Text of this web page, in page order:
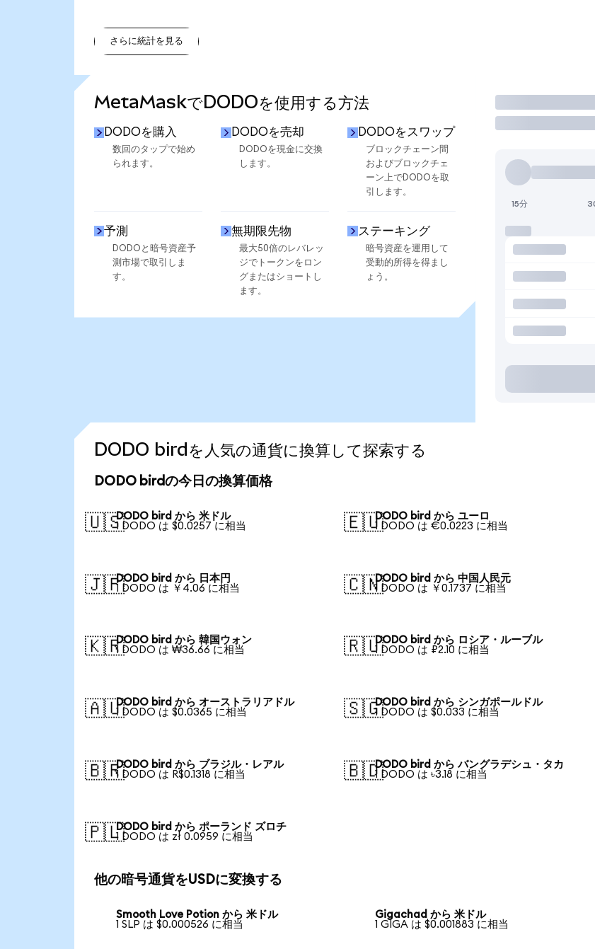
さらに統計を見る
MetaMaskでDODOを使用する方法
DODOを購入
数回のタップで始め
られます。
DODOを売却
DODOを現金に交換
します。
DODOをスワップ
ブロックチェーン間
およびブロックチェ
ーン上でDODOを取
引します。
予測
DODOと暗号資産予
測市場で取引しま
す。
無期限先物
最大50倍のレバレッ
ジでトークンをロン
グまたはショートし
ます。
ステーキング
暗号資産を運用して
受動的所得を得まし
ょう。
取引
15分
DODO birdを人気の通貨に換算して探索する
DODO birdの今日の換算価格
🇺🇸DODO bird から 米ドル
1 DODO は $0.0257 に相当
🇪🇺DODO bird から ユーロ
1 DODO は €0.0223 に相当
🇯🇵DODO bird から 日本円
1 DODO は ￥4.06 に相当
🇨🇳DODO bird から 中国人民元
1 DODO は ￥0.1737 に相当
🇰🇷DODO bird から 韓国ウォン
1 DODO は ₩36.66 に相当
🇷🇺DODO bird から ロシア・ルーブル
1 DODO は ₽2.10 に相当
🇦🇺DODO bird から オーストラリアドル
1 DODO は $0.0365 に相当
🇸🇬DODO bird から シンガポールドル
1 DODO は $0.033 に相当
🇧🇷DODO bird から ブラジル・レアル
1 DODO は R$0.1318 に相当
🇧🇩DODO bird から バングラデシュ・タカ
1 DODO は ৳3.18 に相当
🇵🇱DODO bird から ポーランド ズロチ
1 DODO は zł 0.0959 に相当
他の暗号通貨をUSDに変換する
Smooth Love Potion から 米ドル
1 SLP は $0.000526 に相当
Gigachad から 米ドル
1 GIGA は $0.001883 に相当